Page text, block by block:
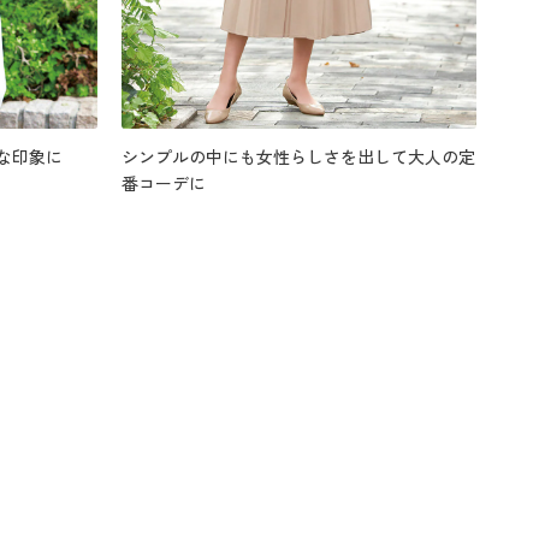
印象に
シンプルの中にも女性らしさを出して大人の定
番コーデに